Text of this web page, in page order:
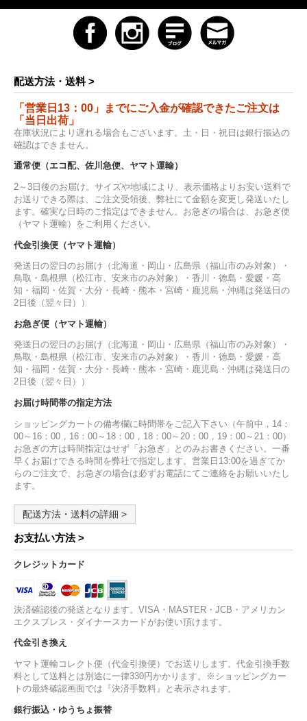
配送方法・送料 >
「営業日13：00」までにご入金が確認できたご注文は
「当日出荷」
在庫状況により遅れる場合もございます。土・日・祝日は銀行振込の
確認はできません。
通常便（エコ配、佐川急便、ヤマト運輸）
2～3日後のお届け。サイズや地域により、表示価格よりお安い送料で
お送りできる際は、ご注文受領後、弊社にて金額を変更し発送いたし
ます。確実な日時のご指定はできません。お急ぎの場合は、お急ぎ便
（ヤマト運輸）をご利用ください。
代金引換便（ヤマト運輸）
発送日の翌日のお届け（北海道・岡山・広島県（福山市のみ対象）・
鳥取・島根県（松江市、安来市のみ対象）・香川・徳島・愛媛・高
知・福岡・佐賀・大分・長崎・熊本・宮崎・鹿児島・沖縄は発送日の
2日後（翌々日））
お急ぎ便（ヤマト運輸）
発送日の翌日のお届け（北海道・岡山・広島県（福山市のみ対象）・
鳥取・島根県（松江市、安来市のみ対象）・香川・徳島・愛媛・高
知・福岡・佐賀・大分・長崎・熊本・宮崎・鹿児島・沖縄は発送日の
2日後（翌々日））
お届け時間帯の指定方法
ショッピングカートの備考欄に時間帯をご記入下さい（午前中，14：
00～16：00，16：00～18：00，18：00～20：00，19：00～21：00）
お急ぎの方は時間指定はせず「お急ぎ」とのみお書きください。一番
早くお届けできる時間を弊社で指定します。営業日13:00を過ぎてか
らのご注文で、お急ぎの場合は必ずお電話にてご連絡をお願いいたし
ます。
配送方法・送料の詳細 >
お支払い方法 >
クレジットカード
決済確認後の発送となります。VISA・MASTER・JCB・アメリカン
エクスプレス・ダイナースカードがお使い頂けます。
代金引き換え
ヤマト運輸コレクト便（代金引換便）でお送りします。代金引換手数
料として送料とは別途に一律330円かかります。※ショッピングカー
トの最終確認画面では『決済手数料』と表示されます。
銀行振込・ゆうちょ振替